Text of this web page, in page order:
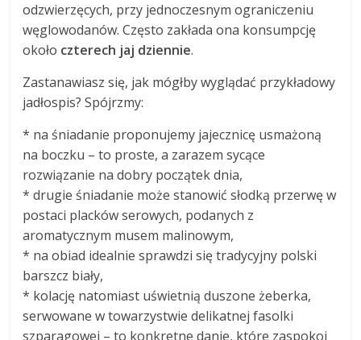
odzwierzęcych, przy jednoczesnym ograniczeniu
węglowodanów. Często zakłada ona konsumpcję
około czterech jaj dziennie.
Zastanawiasz się, jak mógłby wyglądać przykładowy
jadłospis? Spójrzmy:
* na śniadanie proponujemy jajecznicę usmażoną
na boczku – to proste, a zarazem sycące
rozwiązanie na dobry początek dnia,
* drugie śniadanie może stanowić słodką przerwę w
postaci placków serowych, podanych z
aromatycznym musem malinowym,
* na obiad idealnie sprawdzi się tradycyjny polski
barszcz biały,
* kolację natomiast uświetnią duszone żeberka,
serwowane w towarzystwie delikatnej fasolki
szparagowej – to konkretne danie, które zaspokoi